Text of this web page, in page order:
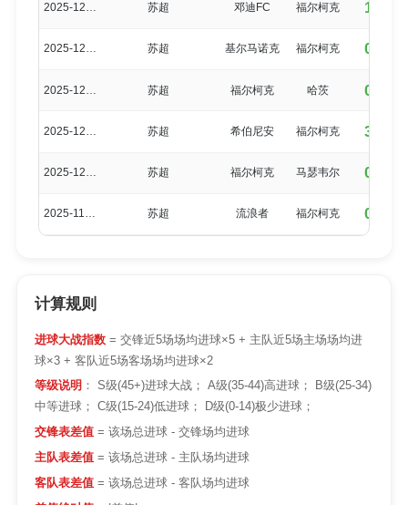
2025-12-27 苏超 邓迪FC 福尔柯克 1-0
2025-12-20 苏超 基尔马诺克 福尔柯克 0-1
苏超 福尔柯克 哈茨 0-2
2025-12-06 苏超 希伯尼安 福尔柯克 3-0
2025-12-04 苏超 福尔柯克 马瑟韦尔 0-0
2025-11-30 苏超 流浪者 福尔柯克 0-0
计算规则
进球大战指数 = 交锋近5场场均进球×5 + 主队近5场主场场均进
球×3 + 客队近5场客场场均进球×2
等级说明 ： S级(45+)进球大战； A级(35-44)高进球； B级(25-34)
中等进球； C级(15-24)低进球； D级(0-14)极少进球；
交锋表差值 = 该场总进球 - 交锋场均进球
主队表差值 = 该场总进球 - 主队场均进球
客队表差值 = 该场总进球 - 客队场均进球